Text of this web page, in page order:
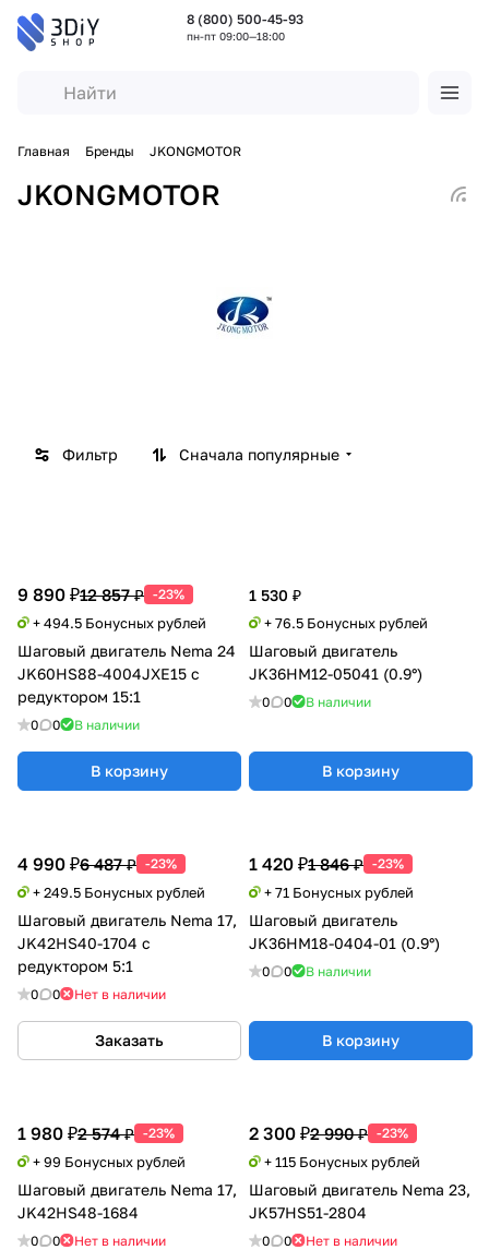
8 (800) 500-45-93
пн-пт 09:00—18:00
Главная Бренды JKONGMOTOR
JKONGMOTOR
Фильтр Сначала популярные
9 890 ₽12 857 ₽ -23%
+ 494.5 Бонусных рублей
Шаговый двигатель Nema 24
JK60HS88-4004JXE15 с
редуктором 15:1
0 0 В наличии
В корзину
1 530 ₽
+ 76.5 Бонусных рублей
Шаговый двигатель
JK36HM12-05041 (0.9°)
0 0 В наличии
В корзину
1 420 ₽1 846 ₽ -23%
+ 71 Бонусных рублей
Шаговый двигатель
JK36HM18-0404-01 (0.9°)
0 0 В наличии
В корзину
1 980 ₽2 574 ₽ -23%
+ 99 Бонусных рублей
Шаговый двигатель Nema 17,
JK42HS48-1684
0 0 Нет в наличии
2 300 ₽2 990 ₽ -23%
+ 115 Бонусных рублей
Шаговый двигатель Nema 23,
JK57HS51-2804
0 0 Нет в наличии
4 990 ₽6 487 ₽ -23%
+ 249.5 Бонусных рублей
Шаговый двигатель Nema 17,
JK42HS40-1704 с
редуктором 5:1
0 0 Нет в наличии
Заказать